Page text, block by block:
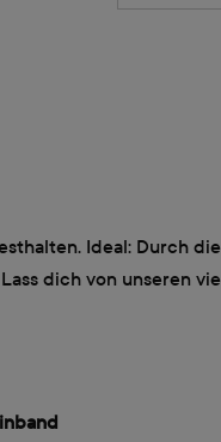
Ideal: Durch
dich von unseren